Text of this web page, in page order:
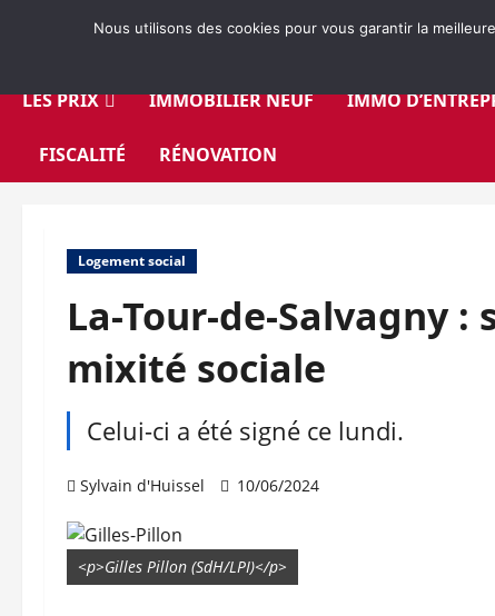
LES PRIX
IMMOBILIER NEUF IMMO
FISCALITÉ RÉNOVATION
Logement social
La-Tour-de-Salvagny
mixité sociale
Celui-ci a été signé ce lundi.
Sylvain d'Huissel 10/06/2024
<p>Gilles Pillon (SdH/LPI)</p>
Nous utilisons des cookies pour vous garantir la